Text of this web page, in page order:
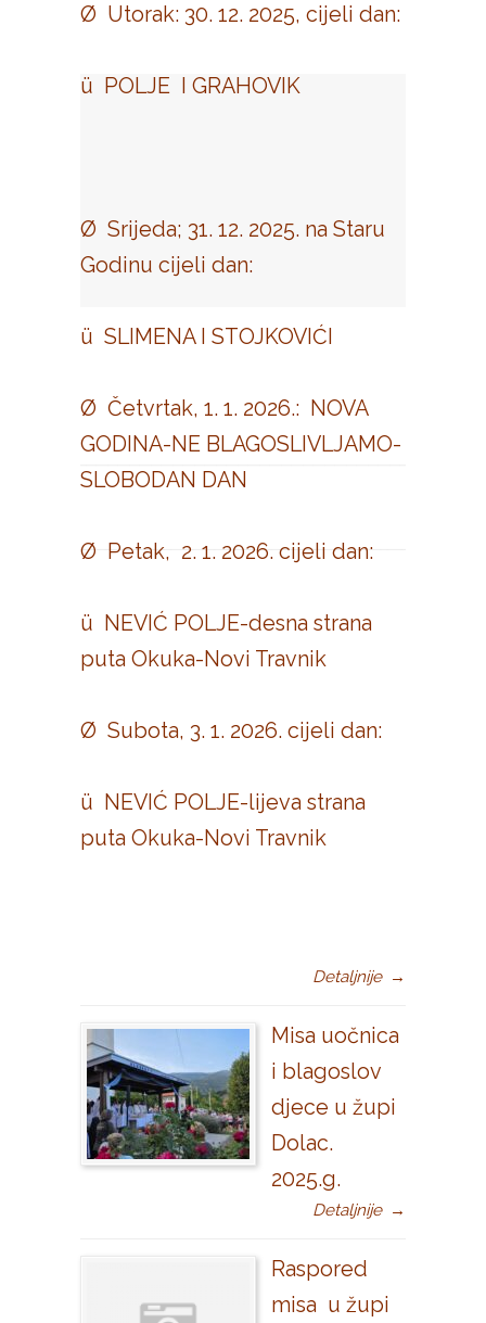
Ø Utorak: 30. 12. 2025, cijeli dan:
ü POLJE I GRAHOVIK
Ø Srijeda; 31. 12. 2025. na Staru
Godinu cijeli dan:
ü SLIMENA I STOJKOVIĆI
Ø Četvrtak, 1. 1. 2026.: NOVA
GODINA-NE BLAGOSLIVLJAMO-
SLOBODAN DAN
Ø Petak, 2. 1. 2026. cijeli dan:
ü NEVIĆ POLJE-desna strana
puta Okuka-Novi Travnik
Ø Subota, 3. 1. 2026. cijeli dan:
ü NEVIĆ POLJE-lijeva strana
puta Okuka-Novi Travnik
Detaljnije →
Misa uočnica
i blagoslov
djece u župi
Dolac.
2025.g.
Detaljnije →
Raspored
misa u župi